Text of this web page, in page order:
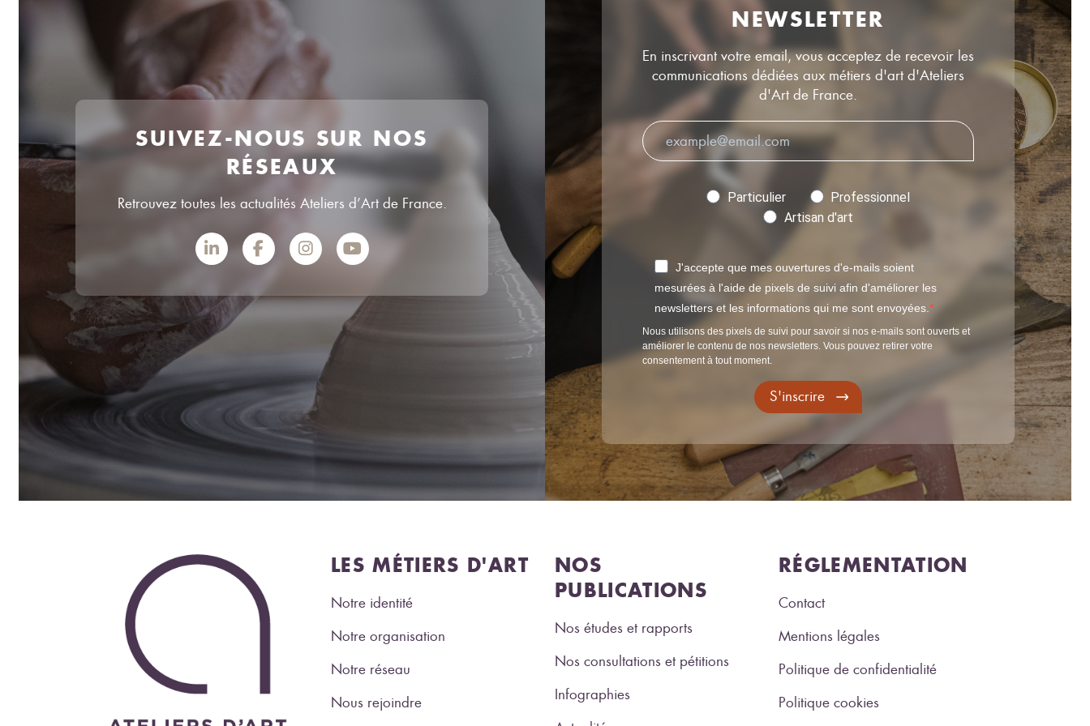
SUIVEZ-NOUS SUR NOS
RÉSEAUX
Retrouvez toutes les actualités Ateliers d’Art de France.
NEWSLETTER
En inscrivant votre email, vous acceptez de recevoir les
communications dédiées aux métiers d'art d'Ateliers
d'Art de France.
Particulier
Professionnel
Artisan d'art
J'accepte que mes ouvertures d'e-mails soient
mesurées à l'aide de pixels de suivi afin d'améliorer les
newsletters et les informations qui me sont envoyées.
Nous utilisons des pixels de suivi pour savoir si nos e-mails sont ouverts et
améliorer le contenu de nos newsletters. Vous pouvez retirer votre
consentement à tout moment.
S'inscrire
LES MÉTIERS D'ART
Notre identité
Notre organisation
Notre réseau
Nous rejoindre
NOS
PUBLICATIONS
Nos études et rapports
Nos consultations et pétitions
Infographies
RÉGLEMENTATION
Contact
Mentions légales
Politique de confidentialité
Politique cookies